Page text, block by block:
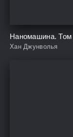
Наномашина. Том
Хан Джунволья